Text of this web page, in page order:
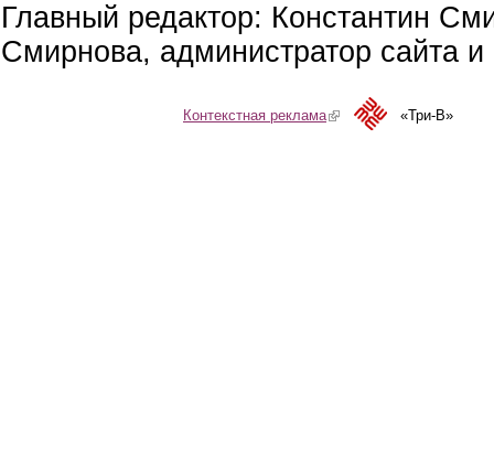
Главный редактор: Константин
Смирнова, администратор сайта
Контекстная реклама(link is external)«Три-В»